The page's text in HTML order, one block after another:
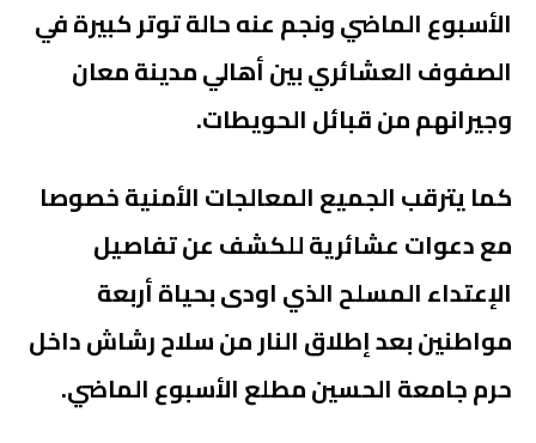
الأسبوع الماضي ونجم عنه حالة توتر كبيرة في
الصفوف العشائري بين أهالي مدينة معان
وجيرانهم من قبائل الحويطات.
كما يترقب الجميع المعالجات الأمنية خصوصا
مع دعوات عشائرية للكشف عن تفاصيل
الإعتداء المسلح الذي اودى بحياة أربعة
مواطنين بعد إطلاق النار من سلاح رشاش داخل
حرم جامعة الحسين مطلع الأسبوع الماضي.